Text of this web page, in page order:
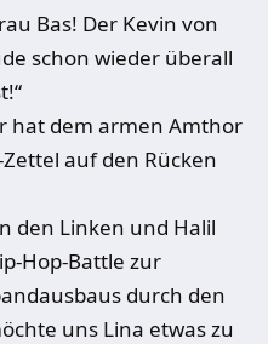
Bas! Der Kevin von
schon wieder überall
hat dem armen Amthor
Zettel auf den Rücken
den Linken und Halil
Hop-Battle zur
durch den
uns Lina etwas zu